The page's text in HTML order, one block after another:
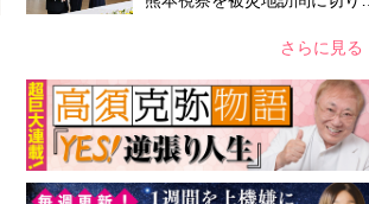
夫妻から受け継ぐ“国民への寄
さらに見る